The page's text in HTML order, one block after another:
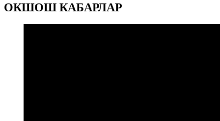
ОКШОШ КАБАРЛАР